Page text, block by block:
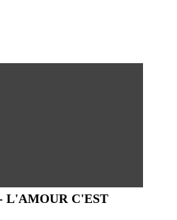
L'AMOUR C'EST